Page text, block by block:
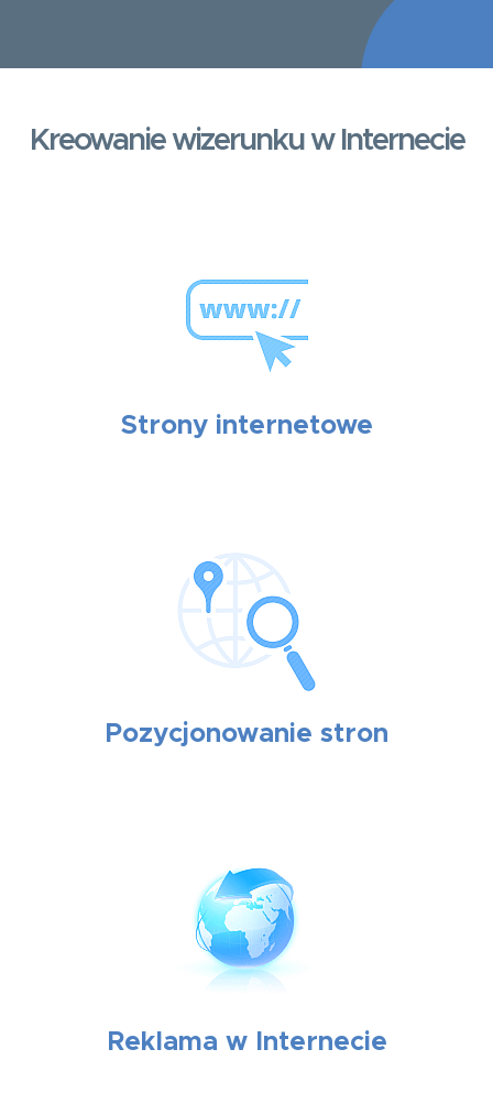
Kreowanie wizerunku w Internecie
Strony internetowe
Pozycjonowanie stron
Reklama w Internecie